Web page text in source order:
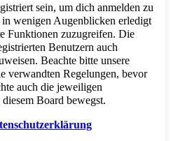
sein, um dich anmelden zu
wenigen Augenblicken erledigt
Funktionen zuzugreifen. Die
Benutzern auch
Beachte bitte unsere
verwandten Regelungen, bevor
auch die jeweiligen
Board bewegst.